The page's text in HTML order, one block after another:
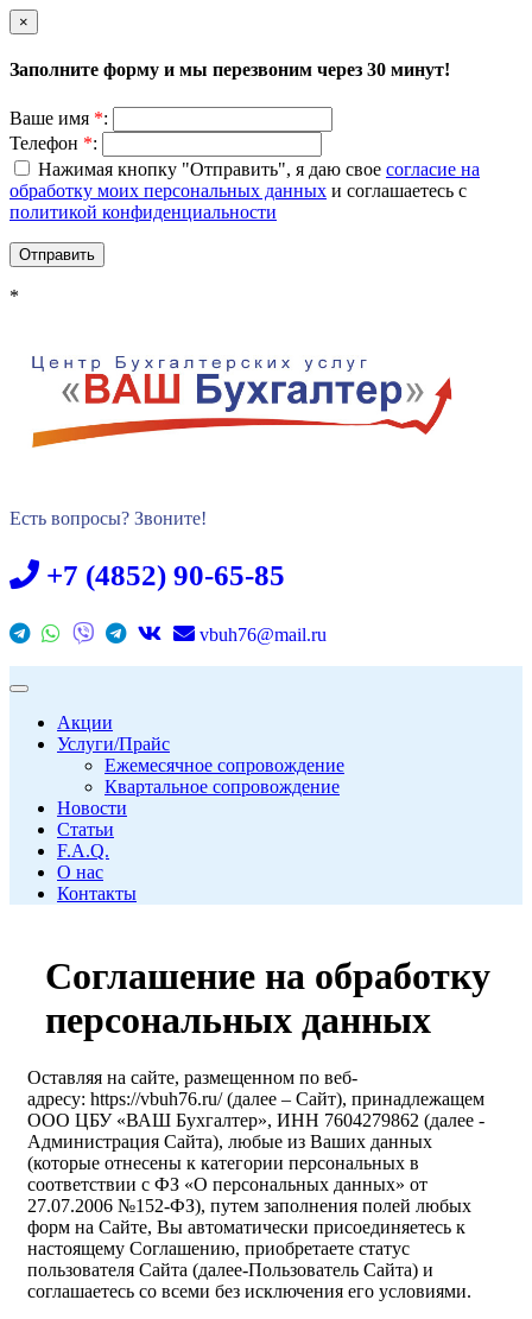
×
Заполните форму и мы перезвоним через 30 минут!
Ваше имя *:
Телефон *:
Нажимая кнопку "Отправить", я даю свое согласие на
обработку моих персональных данных и соглашаетесь с
политикой конфиденциальности
*
Есть вопросы? Звоните!
+7 (4852) 90-65-85
vbuh76@mail.ru
Акции
Услуги/Прайс
Ежемесячное сопровождение
Квартальное сопровождение
Новости
Статьи
F.A.Q.
О нас
Контакты
Соглашение на обработку
персональных данных
Оставляя на сайте, размещенном по веб-
адресу: https://vbuh76.ru/ (далее – Сайт), принадлежащем
ООО ЦБУ «ВАШ Бухгалтер», ИНН 7604279862 (далее -
Администрация Сайта), любые из Ваших данных
(которые отнесены к категории персональных в
соответствии с ФЗ «О персональных данных» от
27.07.2006 №152-ФЗ), путем заполнения полей любых
форм на Сайте, Вы автоматически присоединяетесь к
настоящему Соглашению, приобретаете статус
пользователя Сайта (далее-Пользователь Сайта) и
соглашаетесь со всеми без исключения его условиями.